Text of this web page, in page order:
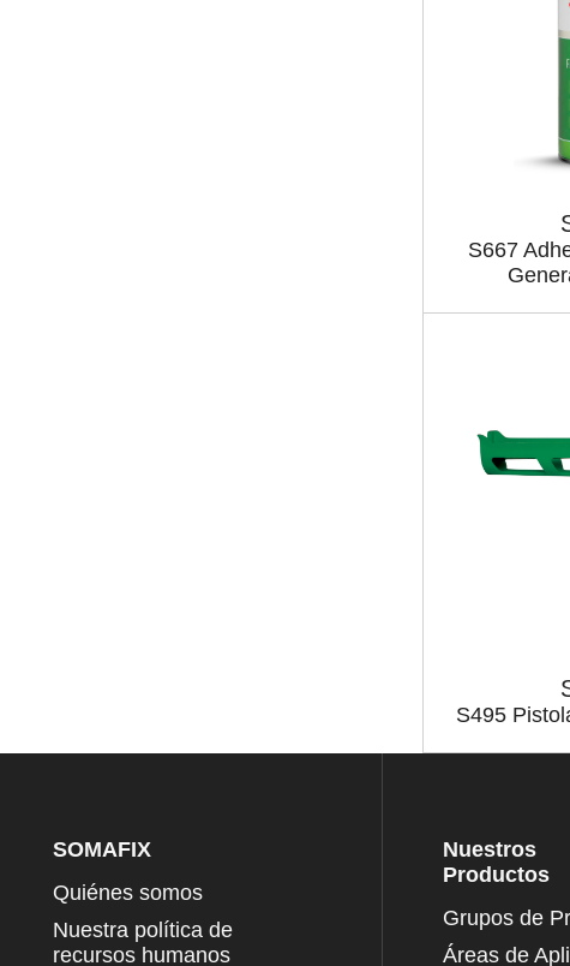
S667
S495
SOMAFIX
Quiénes somos
Nuestra política de
recursos humanos
Nuestros
Productos
Grupos de
Áreas de